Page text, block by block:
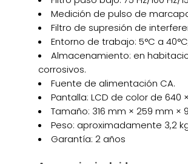
Medición de pulso de
Filtro de supresión de
Entorno de trabajo: 5°C a
Almacenamiento: en
corrosivos.
Fuente de alimentación CA.
Pantalla: LCD de color de
Tamaño: 316 mm × 259 mm ×
Peso: aproximadamente 3,2
Garantía: 2 años